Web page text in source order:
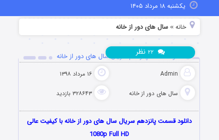
یکشنبه ۱۸ مرداد ۱۴۰۵
خانه »سال های دور از خانه
دانلود قسمت پانزدهم سریال سال های دور از خانه
Admin ۱۶ مرداد ۱۳۹۸
سال های دور از خانه ۳۲۸۶۴۳ بازدید
۲۲ نظر
دانلود قسمت پانزدهم سریال سال های دور از خانه با کیفیت عالی
1080p Full HD